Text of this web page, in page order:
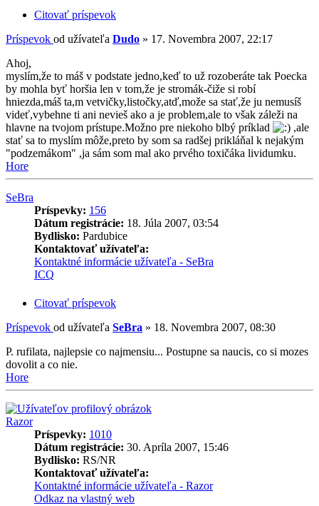
Citovať príspevok
Príspevok od užívateľa Dudo » 17. Novembra 2007, 22:17
Ahoj,
myslím,že to máš v podstate jedno,keď to už rozoberáte tak Poecka
by mohla byť horšia len v tom,že je stromák-čiže si robí
hniezda,máš ta,m vetvičky,listočky,atď,može sa stať,že ju nemusíš
videť,vybehne ti ani nevieš ako a je problem,ale to však záleži na
hlavne na tvojom prístupe.Možno pre niekoho blbý príklad
,ale
stať sa to myslím môže,preto by som sa radšej prikláňal k nejakým
"podzemákom" ,ja sám som mal ako prvého toxičáka lividumku.
Hore
SeBra
Príspevky: 156
Dátum registrácie: 18. Júla 2007, 03:54
Bydlisko: Pardubice
Kontaktovať užívateľa:
Kontaktné informácie užívateľa - SeBra
ICQ
Citovať príspevok
Príspevok od užívateľa SeBra » 18. Novembra 2007, 08:30
P. rufilata, najlepsie co najmensiu... Postupne sa naucis, co si mozes
dovolit a co nie.
Hore
Razor
Príspevky: 1010
Dátum registrácie: 30. Apríla 2007, 15:46
Bydlisko: RS/NR
Kontaktovať užívateľa:
Kontaktné informácie užívateľa - Razor
Odkaz na vlastný web